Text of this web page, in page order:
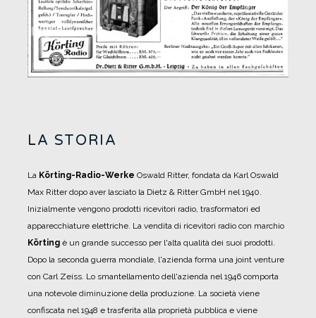
LA STORIA
La Körting-Radio-Werke Oswald Ritter, fondata da Karl Oswald
Max Ritter dopo aver lasciato la Dietz & Ritter GmbH nel 1940.
Inizialmente vengono prodotti ricevitori radio, trasformatori ed
apparecchiature elettriche. La vendita di ricevitori radio con marchio
Körting è un grande successo per l'alta qualità dei suoi prodotti.
Dopo la seconda guerra mondiale, l'azienda forma una joint venture
con Carl Zeiss. Lo smantellamento dell'azienda nel 1946 comporta
una notevole diminuzione della produzione. La società viene
confiscata nel 1948 e trasferita alla proprietà pubblica e viene